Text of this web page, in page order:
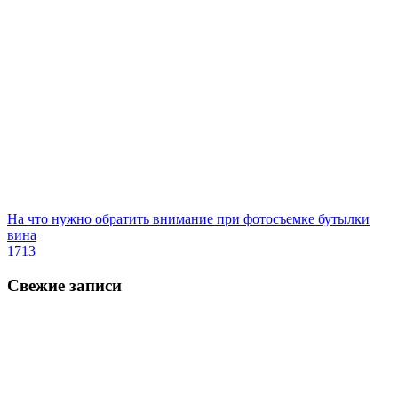
На что нужно обратить внимание при фотосъемке бутылки
вина
1713
Свежие записи